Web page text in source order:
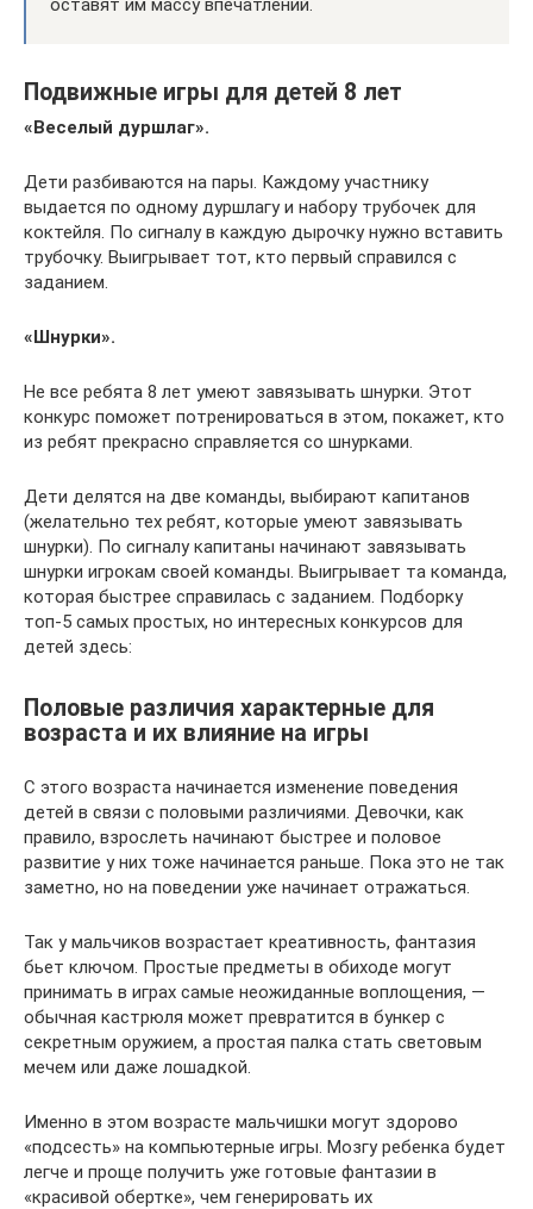
оставят им массу впечатлений.
Подвижные игры для детей 8 лет
«Веселый дуршлаг».
Дети разбиваются на пары. Каждому участнику
выдается по одному дуршлагу и набору трубочек для
коктейля. По сигналу в каждую дырочку нужно вставить
трубочку. Выигрывает тот, кто первый справился с
заданием.
«Шнурки».
Не все ребята 8 лет умеют завязывать шнурки. Этот
конкурс поможет потренироваться в этом, покажет, кто
из ребят прекрасно справляется со шнурками.
Дети делятся на две команды, выбирают капитанов
(желательно тех ребят, которые умеют завязывать
шнурки). По сигналу капитаны начинают завязывать
шнурки игрокам своей команды. Выигрывает та команда,
которая быстрее справилась с заданием. Подборку
топ-5 самых простых, но интересных конкурсов для
детей здесь:
Половые различия характерные для
возраста и их влияние на игры
С этого возраста начинается изменение поведения
детей в связи с половыми различиями. Девочки, как
правило, взрослеть начинают быстрее и половое
развитие у них тоже начинается раньше. Пока это не так
заметно, но на поведении уже начинает отражаться.
Так у мальчиков возрастает креативность, фантазия
бьет ключом. Простые предметы в обиходе могут
принимать в играх самые неожиданные воплощения, —
обычная кастрюля может превратится в бункер с
секретным оружием, а простая палка стать световым
мечем или даже лошадкой.
Именно в этом возрасте мальчишки могут здорово
«подсесть» на компьютерные игры. Мозгу ребенка будет
легче и проще получить уже готовые фантазии в
«красивой обертке», чем генерировать их